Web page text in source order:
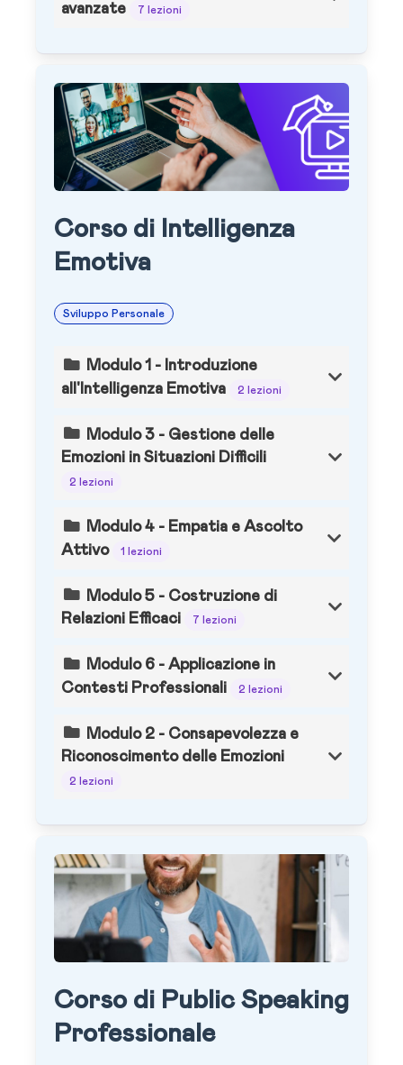
avanzate
7 lezioni
Corso di Intelligenza
Emotiva
Sviluppo Personale
Modulo 1 - Introduzione
all'Intelligenza Emotiva
2 lezioni
Modulo 3 - Gestione delle
Emozioni in Situazioni Difficili
2 lezioni
Modulo 4 - Empatia e Ascolto
Attivo
1 lezioni
Modulo 5 - Costruzione di
Relazioni Efficaci
7 lezioni
Modulo 6 - Applicazione in
Contesti Professionali
2 lezioni
Modulo 2 - Consapevolezza e
Riconoscimento delle Emozioni
2 lezioni
Corso di Public Speaking
Professionale